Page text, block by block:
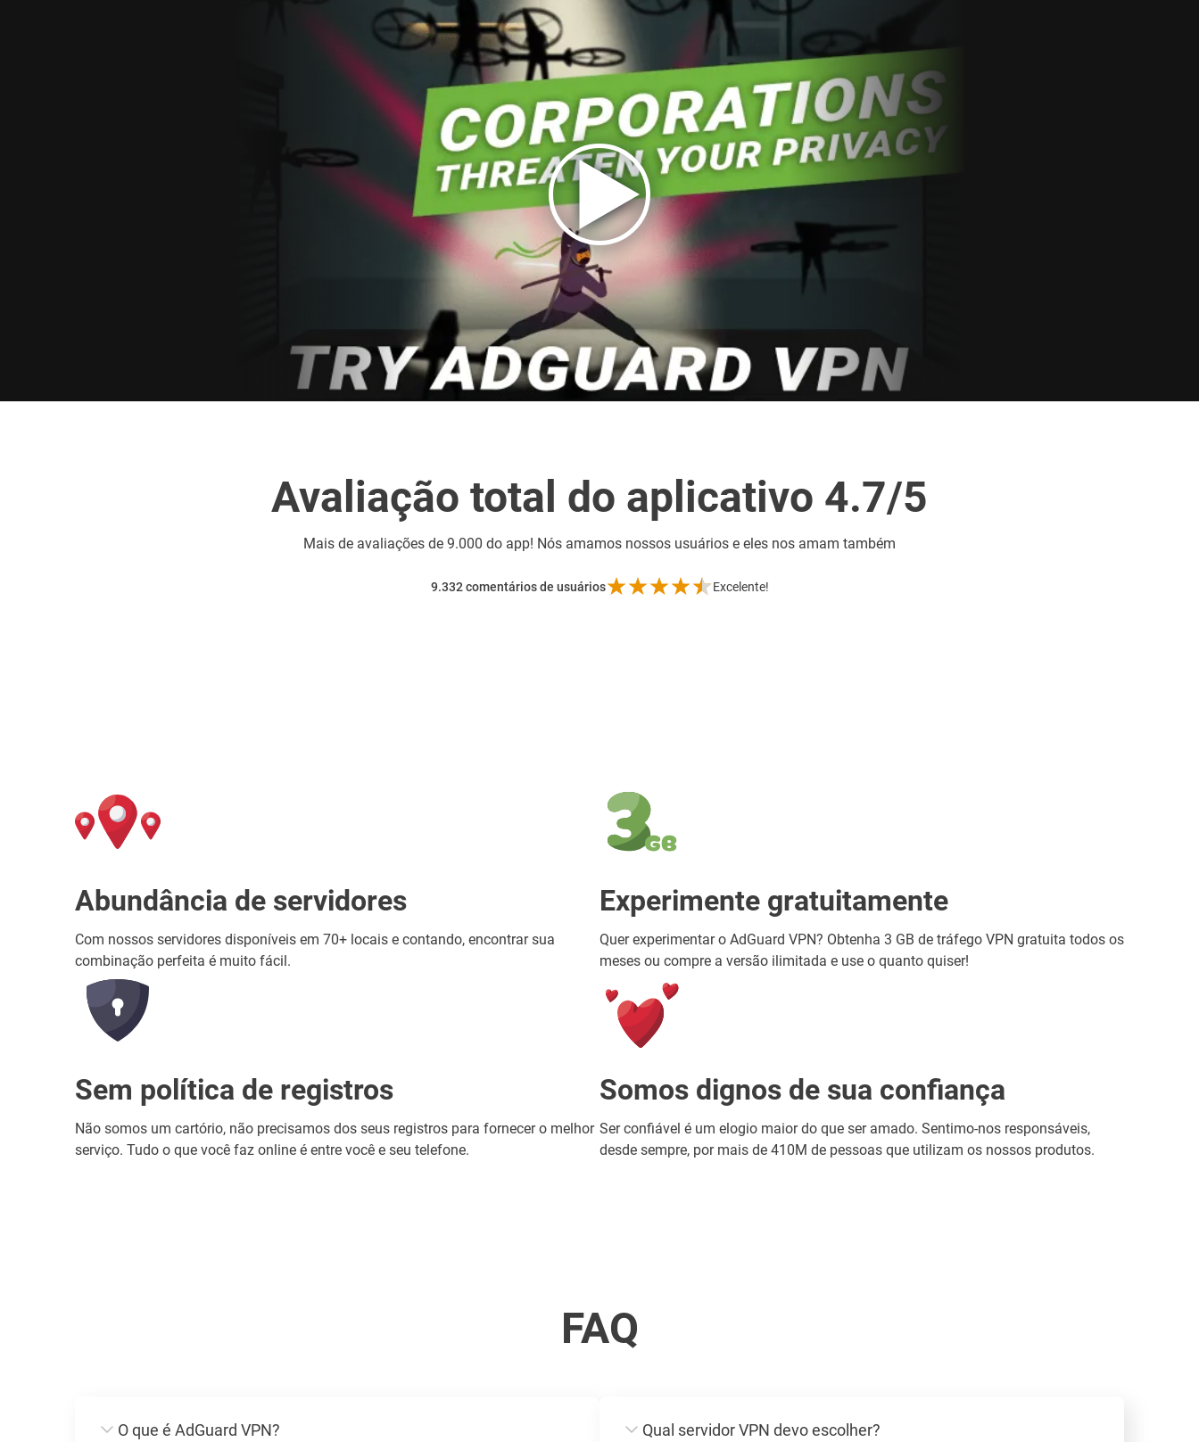
Avaliação total do aplicativo 4.7/5
Mais de avaliações de 9.000 do app! Nós amamos nossos usuários e eles nos amam também
9.332comentários de usuários Excelente!
Abundância de servidores
Com nossos servidores disponíveis em 70+ locais e contando, encontrar sua
combinação perfeita é muito fácil.
Sem política de registros
Não somos um cartório, não precisamos dos seus registros para fornecer o melhor
serviço. Tudo o que você faz online é entre você e seu telefone.
Experimente gratuitamente
Quer experimentar o AdGuard VPN? Obtenha 3 GB de tráfego VPN gratuita todos os
meses ou compre a versão ilimitada e use o quanto quiser!
Somos dignos de sua confiança
Ser confiável é um elogio maior do que ser amado. Sentimo-nos responsáveis,
desde sempre, por mais de 410M de pessoas que utilizam os nossos produtos.
FAQ
O que é AdGuard VPN? Qual servidor VPN devo escolher?